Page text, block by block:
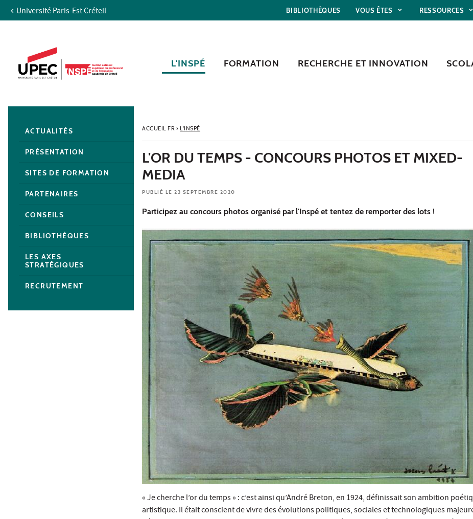
Aller au contenu
Recherche
Navigation secondaire
Université Paris-Est Créteil BIBLIOTHÈQUES VOUS ÊTES RESSOURCES
L'INSPÉ FORMATION RECHERCHE ET INNOVATION
ACCUEIL FR› L'INSPÉ
L'OR DU TEMPS - CONCOURS PHOTOS ET MIXED-
MEDIA
PUBLIÉ LE 23 SEPTEMBRE 2020
Participez au concours photos organisé par l'Inspé et tentez de remporter des lots !
« Je cherche l’or du temps » : c’est ainsi qu’André Breton, en 1924, définissait son ambition
artistique. Il était conscient de vivre des évolutions politiques, sociales et technologiques
ACTUALITÉS
PRÉSENTATION
SITES DE FORMATION
PARTENAIRES
CONSEILS
BIBLIOTHÈQUES
LES AXES
STRATÉGIQUES
RECRUTEMENT